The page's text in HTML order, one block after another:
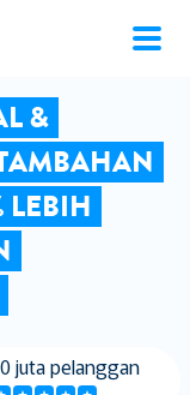
&
LEBIH
juta pelanggan